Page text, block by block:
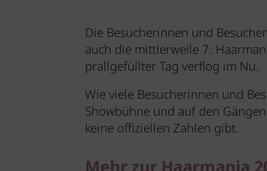
Die Besucherinnen und
auch die mittlerweile 7.
prallgefüllter Tag verflog im Nu.
Wie viele Besucherinnen und
Showbühne und auf den
keine offiziellen Zahlen gibt.